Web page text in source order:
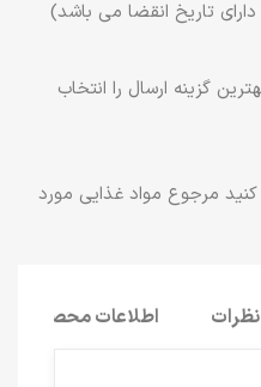
تاریخ انقضا می باشد)
گزینه ارسال را انتخاب
مرجوع مواد غذایی مورد
نظرات اطلاعات محصول